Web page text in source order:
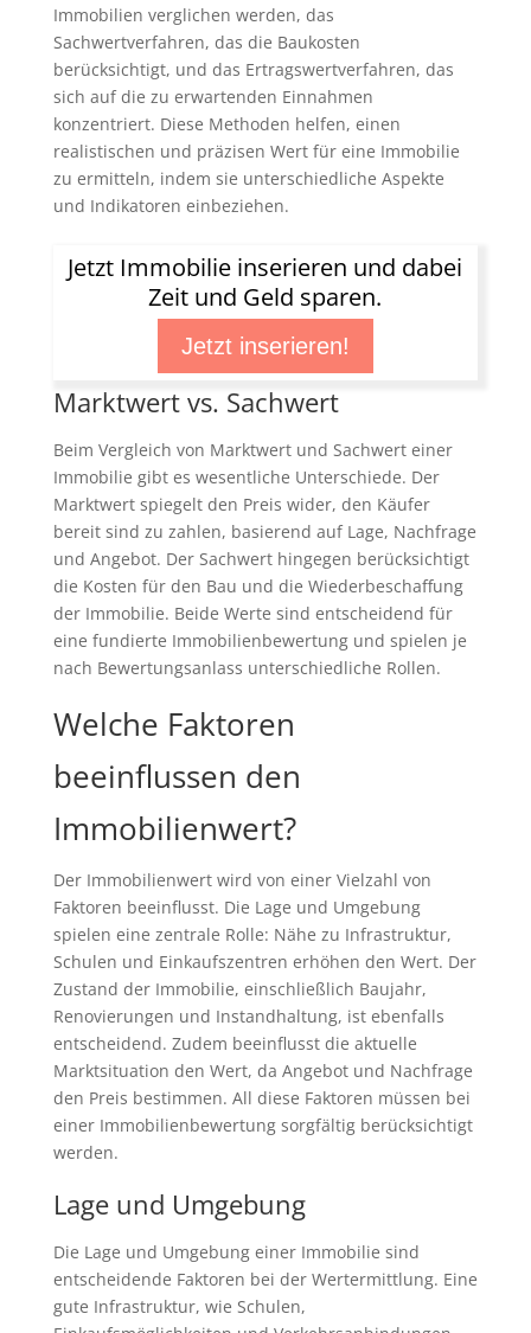
Immobilien verglichen werden, das
Sachwertverfahren, das die Baukosten
berücksichtigt, und das Ertragswertverfahren, das
sich auf die zu erwartenden Einnahmen
konzentriert. Diese Methoden helfen, einen
realistischen und präzisen Wert für eine Immobilie
zu ermitteln, indem sie unterschiedliche Aspekte
und Indikatoren einbeziehen.
Jetzt Immobilie inserieren und dabei
Zeit und Geld sparen.
Jetzt inserieren!
Marktwert vs. Sachwert
Beim Vergleich von Marktwert und Sachwert einer
Immobilie gibt es wesentliche Unterschiede. Der
Marktwert spiegelt den Preis wider, den Käufer
bereit sind zu zahlen, basierend auf Lage, Nachfrage
und Angebot. Der Sachwert hingegen berücksichtigt
die Kosten für den Bau und die Wiederbeschaffung
der Immobilie. Beide Werte sind entscheidend für
eine fundierte Immobilienbewertung und spielen je
nach Bewertungsanlass unterschiedliche Rollen.
Welche Faktoren
beeinflussen den
Immobilienwert?
Der Immobilienwert wird von einer Vielzahl von
Faktoren beeinflusst. Die Lage und Umgebung
spielen eine zentrale Rolle: Nähe zu Infrastruktur,
Schulen und Einkaufszentren erhöhen den Wert. Der
Zustand der Immobilie, einschließlich Baujahr,
Renovierungen und Instandhaltung, ist ebenfalls
entscheidend. Zudem beeinflusst die aktuelle
Marktsituation den Wert, da Angebot und Nachfrage
den Preis bestimmen. All diese Faktoren müssen bei
einer Immobilienbewertung sorgfältig berücksichtigt
werden.
Lage und Umgebung
Die Lage und Umgebung einer Immobilie sind
entscheidende Faktoren bei der Wertermittlung. Eine
gute Infrastruktur, wie Schulen,